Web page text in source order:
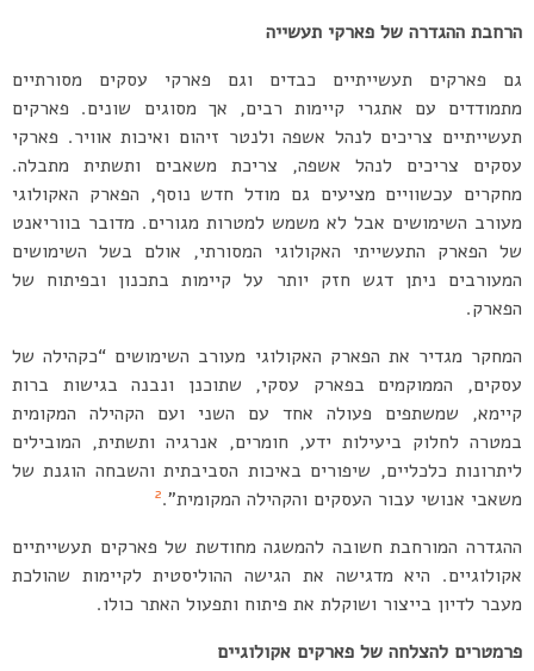
הרחבת ההגדרה של פארקי תעשייה
גם פארקים תעשייתיים כבדים וגם פארקי עסקים מסורתיים
מתמודדים עם אתגרי קיימות רבים, אך מסוגים שונים. פארקים
תעשייתיים צריכים לנהל אשפה ולנטר זיהום ואיכות אוויר. פארקי
עסקים צריכים לנהל אשפה, צריכת משאבים ותשתית מתבלה.
מחקרים עכשוויים מציעים גם מודל חדש נוסף, הפארק האקולוגי
מעורב השימושים אבל לא משמש למטרות מגורים. מדובר בווריאנט
של הפארק התעשייתי האקולוגי המסורתי, אולם בשל השימושים
המעורבים ניתן דגש חזק יותר על קיימות בתכנון ובפיתוח של
הפארק.
המחקר מגדיר את הפארק האקולוגי מעורב השימושים “כקהילה של
עסקים, הממוקמים בפארק עסקי, שתוכנן ונבנה בגישות ברות
קיימא, שמשתפים פעולה אחד עם השני ועם הקהילה המקומית
במטרה לחלוק ביעילות ידע, חומרים, אנרגיה ותשתית, המובילים
ליתרונות כלכליים, שיפורים באיכות הסביבתית והשבחה הוגנת של
משאבי אנושי עבור העסקים והקהילה המקומית”.2
ההגדרה המורחבת חשובה להמשגה מחודשת של פארקים תעשייתיים
אקולוגיים. היא מדגישה את הגישה ההוליסטית לקיימות שהולכת
מעבר לדיון בייצור ושוקלת את פיתוח ותפעול האתר כולו.
פרמטרים להצלחה של פארקים אקולוגיים